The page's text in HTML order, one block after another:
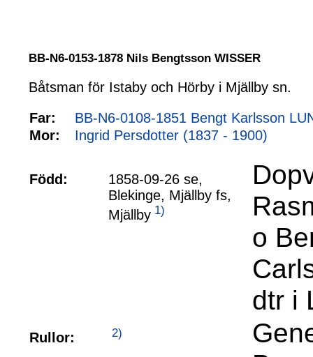
BB-N6-0153-1878 Nils Bengtsson WISSER
Båtsman för Istaby och Hörby i Mjällby sn.
Far:
BB-N6-0108-1851 Bengt Karlsson
Mor:
Ingrid Persdotter (1837 - 1900)
Född:
1858-09-26 se,
Blekinge, Mjällby fs,
Mjällby 1)
o
dtr i
Rullor: 2)